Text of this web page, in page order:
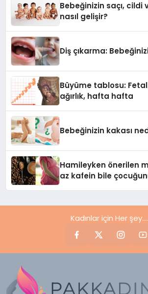
Bebeğinizin saçı, cildi
nasıl gelişir?
Diş çıkarma:
Büyüme tablosu:
ağırlık, hafta hafta
Bebeğinizin kakası
Hamileyken önerilen
az kafein bile
Kadınlar için Her